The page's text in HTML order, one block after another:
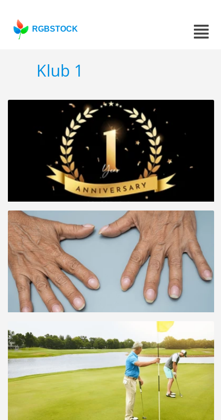
RGBSTOCK
Klub 1